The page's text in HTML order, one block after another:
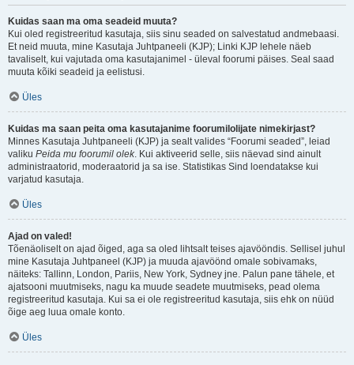
Kuidas saan ma oma seadeid muuta?
Kui oled registreeritud kasutaja, siis sinu seaded on salvestatud andmebaasi.
Et neid muuta, mine Kasutaja Juhtpaneeli (KJP); Linki KJP lehele näeb
tavaliselt, kui vajutada oma kasutajanimel - üleval foorumi päises. Seal saad
muuta kõiki seadeid ja eelistusi.
Üles
Kuidas ma saan peita oma kasutajanime foorumilolijate nimekirjast?
Minnes Kasutaja Juhtpaneeli (KJP) ja sealt valides “Foorumi seaded”, leiad
valiku Peida mu foorumil olek. Kui aktiveerid selle, siis näevad sind ainult
administraatorid, moderaatorid ja sa ise. Statistikas Sind loendatakse kui
varjatud kasutaja.
Üles
Ajad on valed!
Tõenäoliselt on ajad õiged, aga sa oled lihtsalt teises ajavööndis. Sellisel juhul
mine Kasutaja Juhtpaneel (KJP) ja muuda ajavöönd omale sobivamaks,
näiteks: Tallinn, London, Pariis, New York, Sydney jne. Palun pane tähele, et
ajatsooni muutmiseks, nagu ka muude seadete muutmiseks, pead olema
registreeritud kasutaja. Kui sa ei ole registreeritud kasutaja, siis ehk on nüüd
õige aeg luua omale konto.
Üles